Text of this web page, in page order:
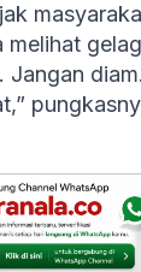
melihat
Jangan